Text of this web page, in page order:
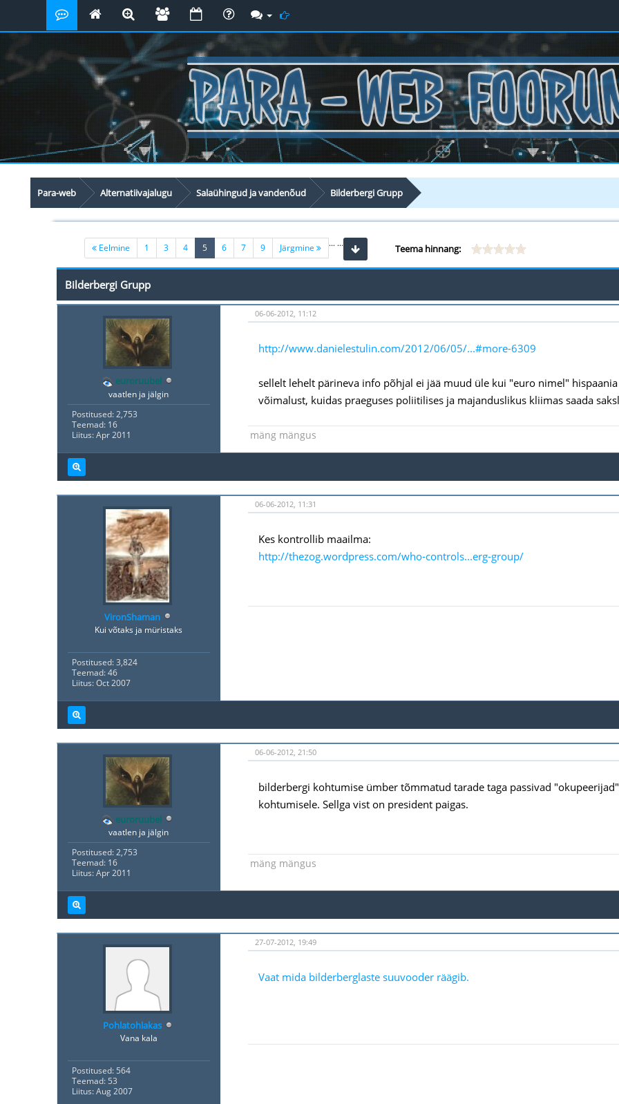
Para-web Alternatiivajalugu Salaühingud ja vandenõud Bilderbergi Grupp
Eelmine 1 ...
3 4 5 (current)
6 7 ...
9 Järgmine Teema hinnang:
Bilderbergi Grupp
euroruubel
vaatlen ja jälgin
Postitused: 2,753
Teemad: 16
Liitus: Apr 2011
06-06-2012, 11:12
http://www.danielestulin.com/2012/06/05/...#more-6309
sellelt lehelt pärineva info põhjal ei jää muud üle kui "euro nimel"
võimalust, kuidas praeguses poliitilises ja majanduslikus kliimas saada
mäng mängus
VironShaman
Kui võtaks ja müristaks
Postitused: 3,824
Teemad: 46
Liitus: Oct 2007
06-06-2012, 11:31
Kes kontrollib maailma:
http://thezog.wordpress.com/who-controls...erg-group/
euroruubel
vaatlen ja jälgin
Postitused: 2,753
Teemad: 16
Liitus: Apr 2011
06-06-2012, 21:50
bilderbergi kohtumise ümber tõmmatud tarade taga passivad
kohtumisele. Sellga vist on president paigas.
mäng mängus
Pohlatohlakas
Vana kala
Postitused: 564
Teemad: 53
Liitus: Aug 2007
27-07-2012, 19:49
Vaat mida bilderberglaste suuvooder räägib.